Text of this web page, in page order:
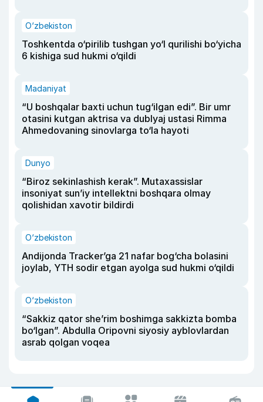
O‘zbekiston
Toshkentda o‘pirilib tushgan yo‘l qurilishi bo‘yicha
6 kishiga sud hukmi o‘qildi
Madaniyat
“U boshqalar baxti uchun tug‘ilgan edi”. Bir umr
otasini kutgan aktrisa va dublyaj ustasi Rimma
Ahmedovaning sinovlarga to‘la hayoti
Dunyo
“Biroz sekinlashish kerak”. Mutaxassislar
insoniyat sun’iy intellektni boshqara olmay
qolishidan xavotir bildirdi
O‘zbekiston
Andijonda Tracker’ga 21 nafar bog‘cha bolasini
joylab, YTH sodir etgan ayolga sud hukmi o‘qildi
O‘zbekiston
“Sakkiz qator she’rim boshimga sakkizta bomba
bo‘lgan”. Abdulla Oripovni siyosiy ayblovlardan
asrab qolgan voqea